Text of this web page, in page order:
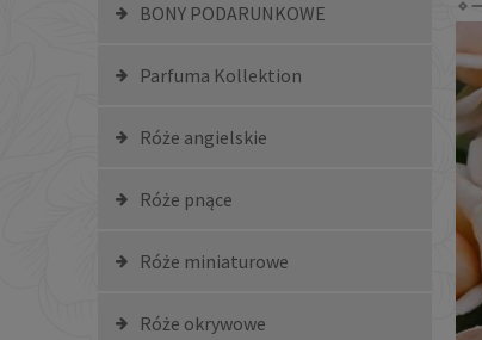
BONY PODARUNKOWE
Parfuma Kollektion
Róże angielskie
Róże pnące
Róże miniaturowe
Róże okrywowe